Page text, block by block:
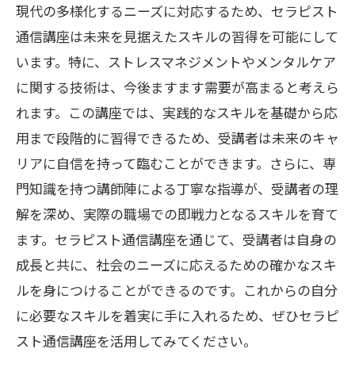
現代の多様化するニーズに対応するため、セラピスト
通信講座は未来を見据えたスキルの習得を可能にして
います。特に、ストレスマネジメントやメンタルケア
に関する技術は、今後ますます需要が高まると考えら
れます。この講座では、実践的なスキルを基礎から応
用まで段階的に習得できるため、受講者は未来のキャ
リアに自信を持って臨むことができます。さらに、専
門知識を持つ講師陣による丁寧な指導が、受講者の理
解を深め、実際の職場での即戦力となるスキルを育て
ます。セラピスト通信講座を通じて、受講者は自身の
成長と共に、社会のニーズに応えるための確かなスキ
ルを身につけることができるのです。これからの自分
に必要なスキルを着実に手に入れるため、ぜひセラピ
スト通信講座を活用してみてください。